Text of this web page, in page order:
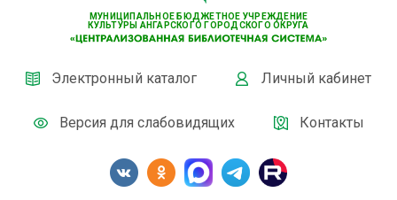
МУНИЦИПАЛЬНОЕ БЮДЖЕТНОЕ УЧРЕЖДЕНИЕ
КУЛЬТУРЫ АНГАРСКОГО ГОРОДСКОГО ОКРУГА
Электронный каталог Личный кабинет
Версия для слабовидящих Контакты